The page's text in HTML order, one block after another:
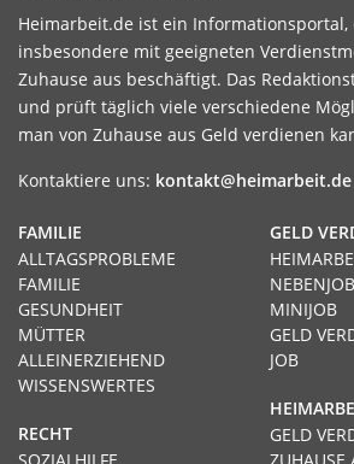
Heimarbeit.de ist ein Informationsportal,
insbesondere mit geeigneten
Zuhause aus beschäftigt. Das
und prüft täglich viele verschiedene
man von Zuhause aus Geld verdienen
Kontaktiere uns: kontakt@heimarbeit.de
GELD
NEBENJOB
MINIJOB
GELD
JOB
GELD
FAMILIE
ALLTAGSPROBLEME
FAMILIE
GESUNDHEIT
MÜTTER
ALLEINERZIEHEND
WISSENSWERTES
RECHT